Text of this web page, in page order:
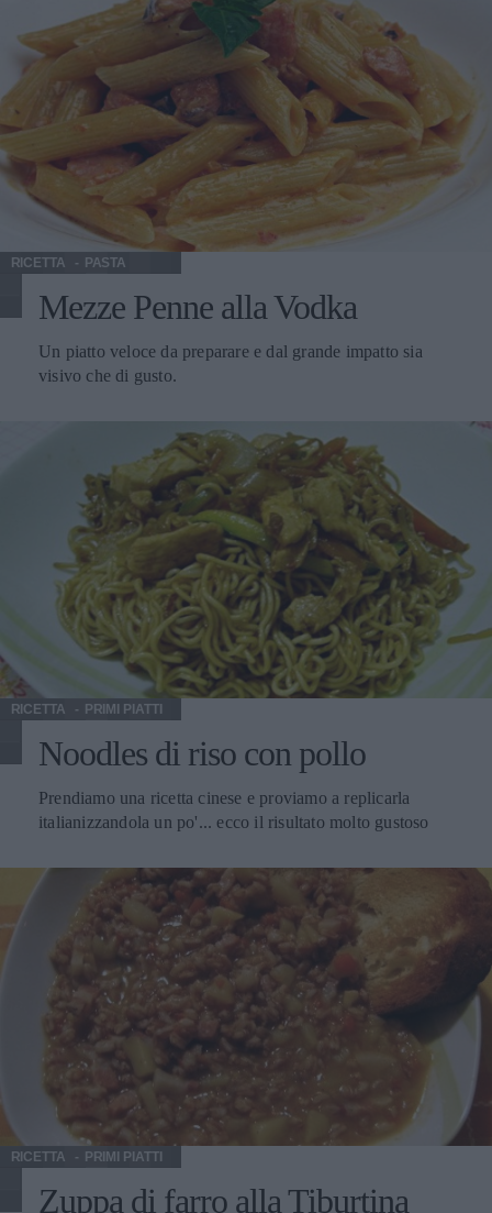
RICETTA PASTA
Mezze Penne alla Vodka
Un piatto veloce da preparare e dal grande impatto sia
visivo che di gusto.
RICETTA PRIMI PIATTI
Noodles di riso con pollo
Prendiamo una ricetta cinese e proviamo a replicarla
italianizzandola un po'... ecco il risultato molto gustoso
RICETTA PRIMI PIATTI
Zuppa di farro alla Tiburtina